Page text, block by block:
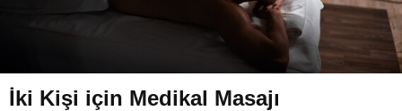
İki Kişi için Medikal Masajı